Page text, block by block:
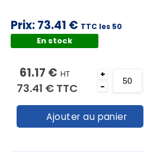
Prix:73.41 € TTC les 50
En stock
61.17 € HT
73.41 € TTC
+
-
Ajouter au panier